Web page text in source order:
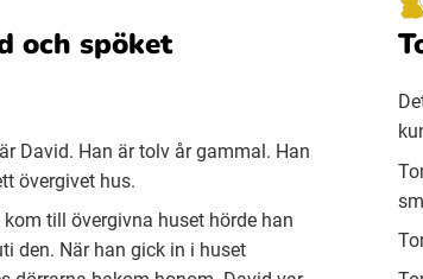
och spöket
David. Han är tolv år gammal. Han
övergivet hus.
kom till övergivna huset hörde han
den. När han gick in i huset